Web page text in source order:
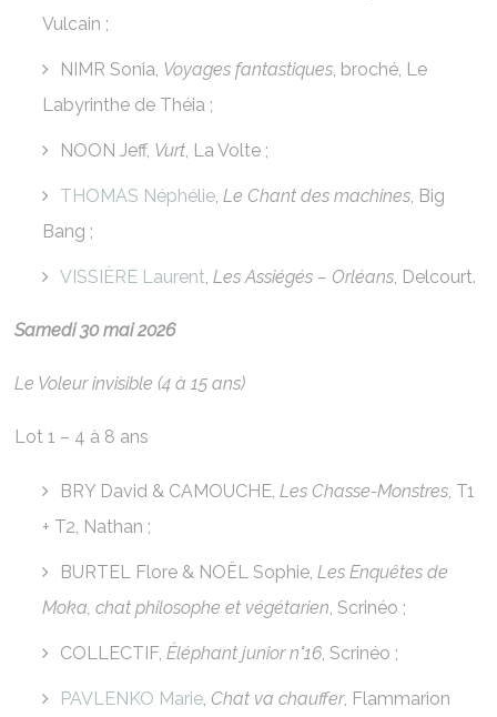
Vulcain ;
NIMR Sonia, Voyages fantastiques, broché, Le
Labyrinthe de Théia ;
NOON Jeff, Vurt, La Volte ;
THOMAS Néphélie,Le Chant des machines, Big
Bang ;
VISSIÈRE Laurent,Les Assiégés – Orléans, Delcourt.
Samedi 30 mai 2026
Le Voleur invisible (4 à 15 ans)
Lot 1 – 4 à 8 ans
BRY David & CAMOUCHE,Les Chasse-Monstres, T1
+ T2, Nathan ;
BURTEL Flore & NOËL Sophie,Les Enquêtes de
Moka, chat philosophe et végétarien, Scrinéo ;
COLLECTIF,Éléphant junior n°16, Scrinéo ;
PAVLENKO Marie, Chat va chauffer, Flammarion